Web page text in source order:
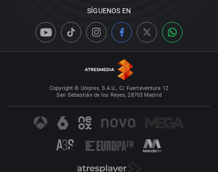
SÍGUENOS EN
Copyright © Uniprex, S.A.U., C/ Fuerteventura 12
San Sebastián de los Reyes, 28703 Madrid